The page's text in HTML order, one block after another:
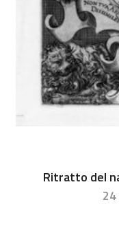
Ritratto del